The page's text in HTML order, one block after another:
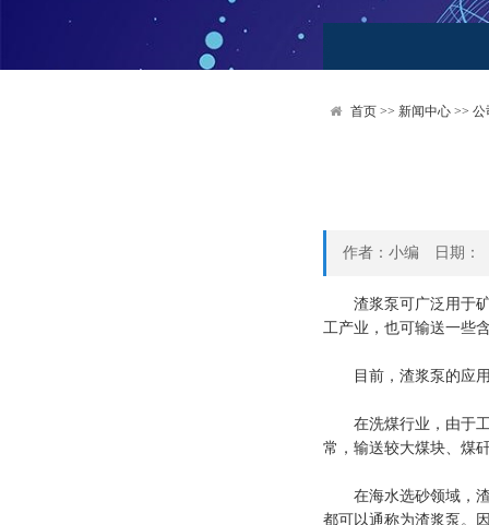
首页>> 新闻中心>> 公
作者：小编 日期：
渣浆泵可广泛用于矿
工产业，也可输送一些
目前，渣浆泵的应用
在洗煤行业，由于工
常，输送较大煤块、煤
在海水选砂领域，渣
都可以通称为渣浆泵。